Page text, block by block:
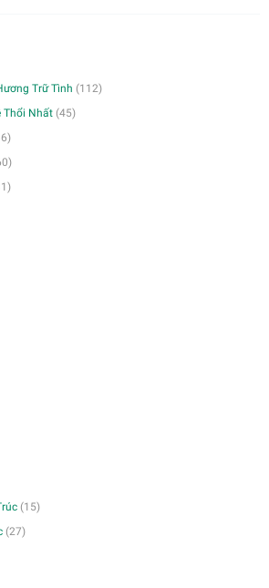
Trữ Tình (112)
Thổi Nhất (45)
(15)
(27)